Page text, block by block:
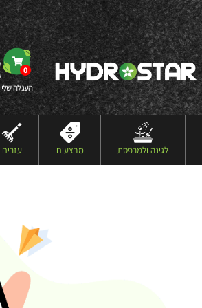
0
העגלה שלי
לגינה ולמרפסת מבצעים עזרים